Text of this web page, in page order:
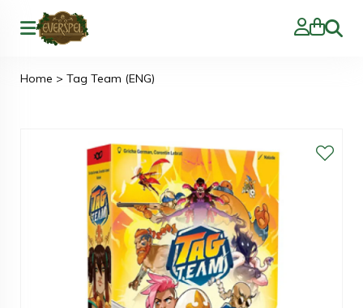
Zoeken
Home > Tag Team (ENG)